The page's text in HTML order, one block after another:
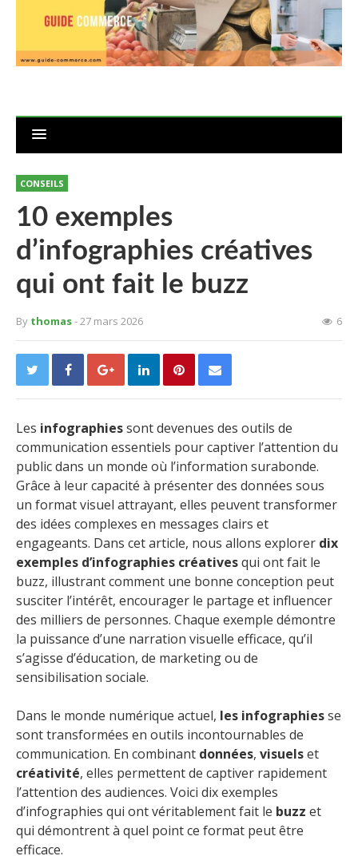
CONSEILS
10 exemples
d’infographies créatives
qui ont fait le buzz
By thomas- 27 mars 2026 6
Les infographiessont devenues des outils de
communication essentiels pour captiver l’attention du
public dans un monde où l’information surabonde.
Grâce à leur capacité à présenter des données sous
un format visuel attrayant, elles peuvent transformer
des idées complexes en messages clairs et
engageants. Dans cet article, nous allons explorer dix
exemples d’infographies créativesqui ont fait le
buzz, illustrant comment une bonne conception peut
susciter l’intérêt, encourager le partage et influencer
des milliers de personnes. Chaque exemple démontre
la puissance d’une narration visuelle efficace, qu’il
s’agisse d’éducation, de marketing ou de
sensibilisation sociale.
Dans le monde numérique actuel, les infographiesse
sont transformées en outils incontournables de
communication. En combinant données, visuelset
créativité, elles permettent de captiver rapidement
l’attention des audiences. Voici dix exemples
d’infographies qui ont véritablement fait le buzz et
qui démontrent à quel point ce format peut être
efficace.